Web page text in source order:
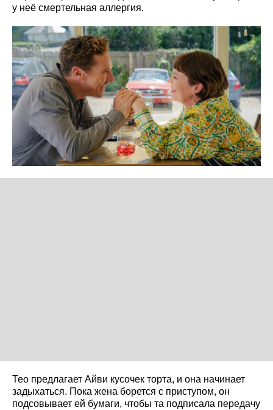
у неё смертельная аллергия.
Тео предлагает Айви кусочек торта, и она начинает
задыхаться. Пока жена борется с приступом, он
подсовывает ей бумаги, чтобы та подписала передачу